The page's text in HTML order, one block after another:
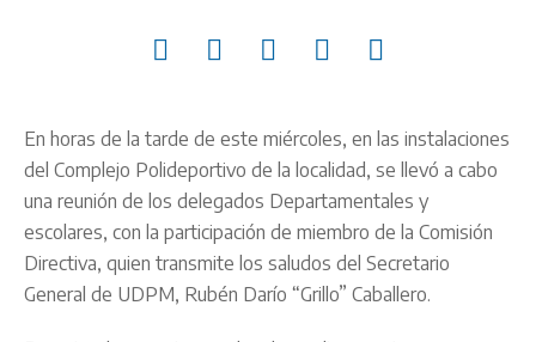
En horas de la tarde de este miércoles, en las instalaciones
del Complejo Polideportivo de la localidad, se llevó a cabo
una reunión de los delegados Departamentales y
escolares, con la participación de miembro de la Comisión
Directiva, quien transmite los saludos del Secretario
General de UDPM, Rubén Darío “Grillo” Caballero.